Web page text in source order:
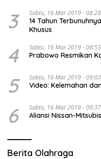
3 Sabtu, 16 Mar 2019 -
14 Tahun
Khusus
4 Sabtu, 16 Mar 2019 -
Prabowo Resmikan
5 Sabtu, 16 Mar 2019 -
Video: Kelemahan
6 Sabtu, 16 Mar 2019 -
Aliansi Nissan-
Berita Olahraga